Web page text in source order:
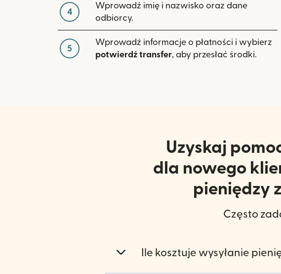
4
Wprowadź imię i nazwisko oraz dane
odbiorcy.
5
Wprowadź informacje o płatności i wybierz
potwierdź transfer, aby przesłać środki.
Uzyskaj
dla nowego
pieniędzy
Często
Ile kosztuje wysyłanie